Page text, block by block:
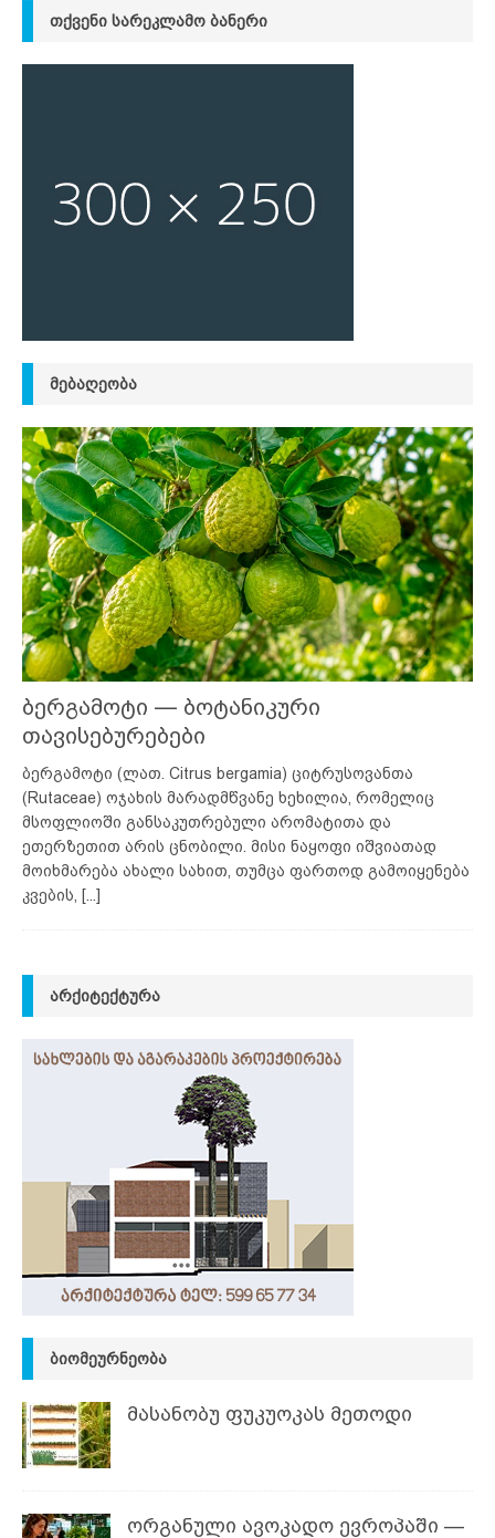
ᲗᲥᲕᲔᲜᲘ ᲡᲐᲠᲔᲙᲚᲐᲛᲝ ᲑᲐᲜᲔᲠᲘ
ᲛᲔᲑᲐᲦᲔᲝᲑᲐ
ბერგამოტი — ბოტანიკური
თავისებურებები
ბერგამოტი (ლათ. Citrus bergamia) ციტრუსოვანთა
(Rutaceae) ოჯახის მარადმწვანე ხეხილია, რომელიც
მსოფლიოში განსაკუთრებული არომატითა და
ეთერზეთით არის ცნობილი. მისი ნაყოფი იშვიათად
მოიხმარება ახალი სახით, თუმცა ფართოდ გამოიყენება
კვების,
[...]
ᲐᲠᲥᲘᲢᲔᲥᲢᲣᲠᲐ
ᲑᲘᲝᲛᲔᲣᲠᲜᲔᲝᲑᲐ
მასანობუ ფუკუოკას მეთოდი
ორგანული ავოკადო ევროპაში —